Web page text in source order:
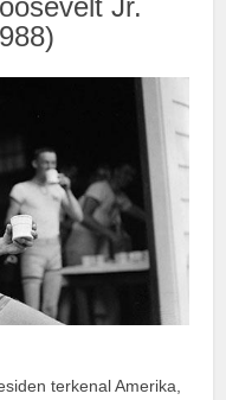
terkenal Amerika,